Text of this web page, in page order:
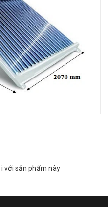
với sản phẩm này